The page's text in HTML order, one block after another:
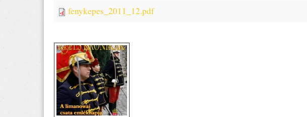
fenykepes_2011_12.pdf